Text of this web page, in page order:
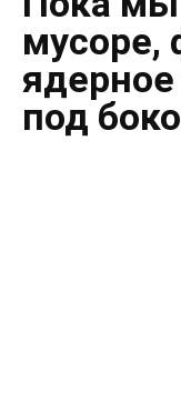
мусоре,
под